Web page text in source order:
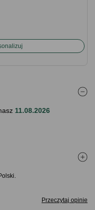
11.08.2026
Przeczytaj opinie